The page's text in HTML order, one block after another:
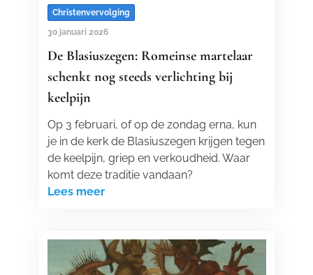
Christenvervolging
30 januari 2026
De Blasiuszegen: Romeinse martelaar
schenkt nog steeds verlichting bij
keelpijn
Op 3 februari, of op de zondag erna, kun
je in de kerk de Blasiuszegen krijgen tegen
de keelpijn, griep en verkoudheid. Waar
komt deze traditie vandaan?
Lees meer